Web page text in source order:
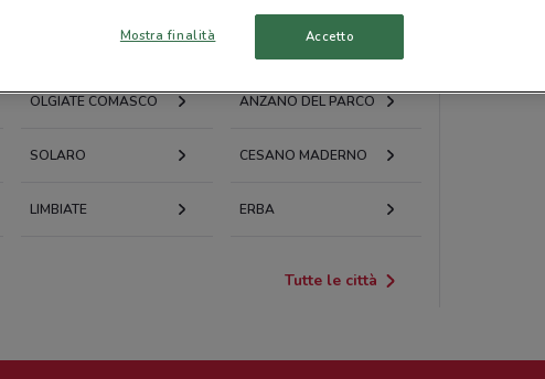
LENTATE SUL
OLGIATE COMASCO ANZANO DEL PARCO
SOLARO CESANO MADERNO
LIMBIATE ERBA
Tutte le città
Mostra finalità Accetto